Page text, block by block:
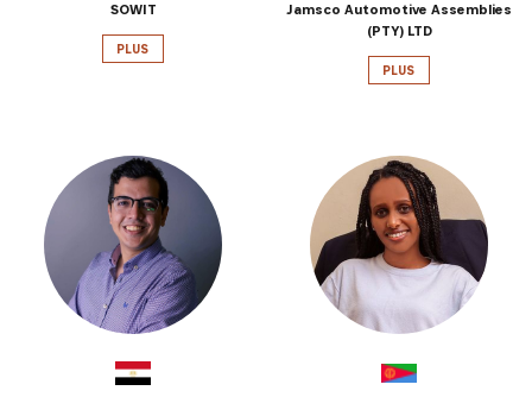
SOWIT
PLUS
Jamsco Automotive Assemblies
(PTY) LTD
PLUS